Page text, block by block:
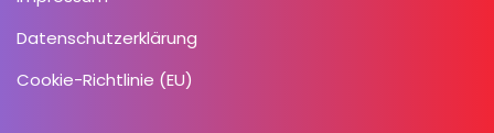
Datenschutzerklärung
Cookie-Richtlinie (EU)